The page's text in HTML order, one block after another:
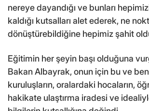
nereye dayandığı ve bunları
kaldığı kutsalları alet ederek, ne
dönüştürebildiğine hepimiz şahit
Eğitimin her şeyin başı olduğuna
Bakan Albayrak, onun için bu ve
kuruluşların, oralardaki hocaların,
hakikate ulaştırma iradesi ve